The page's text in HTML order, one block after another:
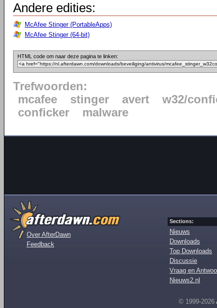
Andere edities:
McAfee Stinger (PortableApps)
McAfee Stinger (64-bit)
HTML code om naar deze pagina te linken:
Trefwoorden:
mcafee
stinger avert
w32/
conficker
malware
Over AfterDawn
Feedback
Sections:
Nieuws
Downloads
Top Downloads
Discussie
Vraag en
Nieuws2.nl
© 1999-2026